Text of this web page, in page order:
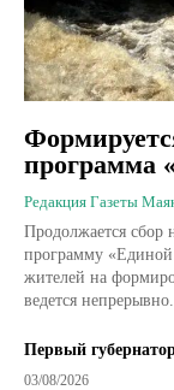
программа
Редакция Газеты
Продолжается сбор
программу
жителей на
ведется непрерывно...
Первый
03/08/2026